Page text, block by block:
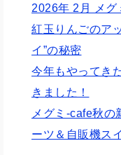
2026年 2月 メグ
紅玉りんごのア
イ”の秘密
今年もやってき
きました！
メグミ-cafe秋の
ーツ＆自販機ス